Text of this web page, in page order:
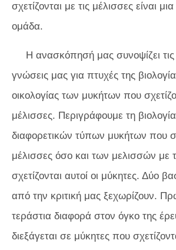
σχετίζονται με τις μέλισσες είναι
ομάδα.
Η ανασκόπησή μας συνοψίζει
γνώσεις μας για πτυχές της
οικολογίας των μυκήτων που
μέλισσες. Περιγράφουμε τη
διαφορετικών τύπων μυκήτων που
μέλισσες όσο και των μελισσών με
σχετίζονται αυτοί οι μύκητες. Δύο
από την κριτική μας ξεχωρίζουν.
τεράστια διαφορά στον όγκο της
διεξάγεται σε μύκητες που